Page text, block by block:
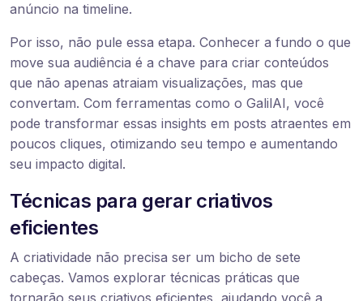
anúncio na timeline.
Por isso, não pule essa etapa. Conhecer a fundo o que
move sua audiência é a chave para criar conteúdos
que não apenas atraiam visualizações, mas que
convertam. Com ferramentas como o GalilAI, você
pode transformar essas insights em posts atraentes em
poucos cliques, otimizando seu tempo e aumentando
seu impacto digital.
Técnicas para gerar criativos
eficientes
A criatividade não precisa ser um bicho de sete
cabeças. Vamos explorar técnicas práticas que